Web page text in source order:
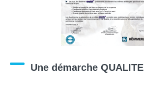
Une démarche QUALITE